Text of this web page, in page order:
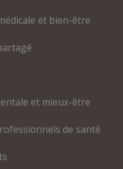
et bien-être
et mieux-être
de santé